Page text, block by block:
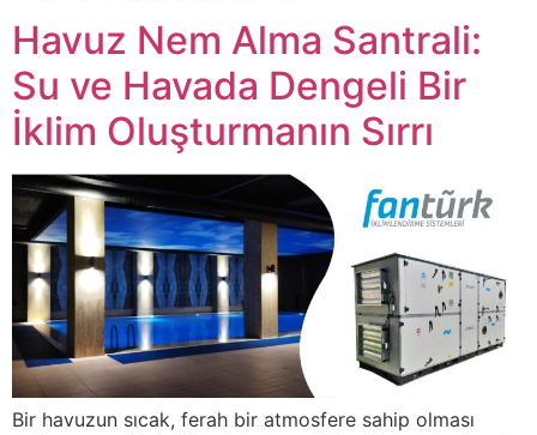
Havuz Nem Alma Santrali:
Su ve Havada Dengeli Bir
İklim Oluşturmanın Sırrı
Bir havuzun sıcak, ferah bir atmosfere sahip olması